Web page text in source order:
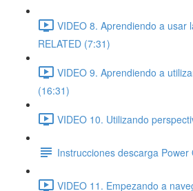
VIDEO 8. Aprendiendo a usar
RELATED (7:31)
VIDEO 9. Aprendiendo a
(16:31)
VIDEO 10. Utilizando
Instrucciones descarga Power
VIDEO 11. Empezando a